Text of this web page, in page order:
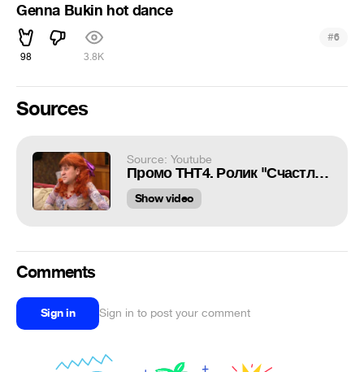
Genna Bukin hot dance
98 3.8K
#6
Sources
Source: Youtube
Промо ТНТ4. Ролик "Счастливы вместе - Ген Гены Букина"
Show video
Comments
Sign in Sign in to post your comment